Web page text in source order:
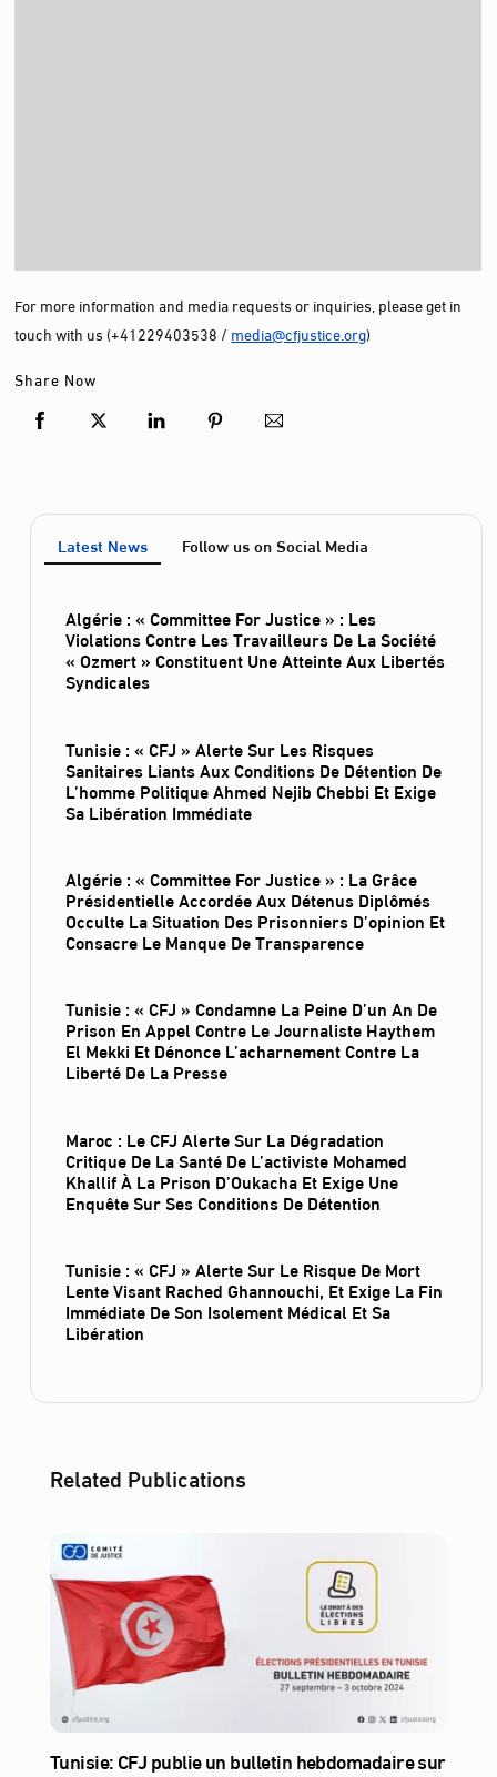
For more information and media requests or inquiries, please get in
touch with us (+41229403538 / media@cfjustice.org)
Share Now
Latest News Follow us on Social Media
Algérie : « Committee For Justice » : Les
Violations Contre Les Travailleurs De La Société
« Ozmert » Constituent Une Atteinte Aux Libertés
Syndicales
Tunisie : « CFJ » Alerte Sur Les Risques
Sanitaires Liants Aux Conditions De Détention De
L’homme Politique Ahmed Nejib Chebbi Et Exige
Sa Libération Immédiate
Algérie : « Committee For Justice » : La Grâce
Présidentielle Accordée Aux Détenus Diplômés
Occulte La Situation Des Prisonniers D’opinion Et
Consacre Le Manque De Transparence
Tunisie : « CFJ » Condamne La Peine D’un An De
Prison En Appel Contre Le Journaliste Haythem
El Mekki Et Dénonce L’acharnement Contre La
Liberté De La Presse
Maroc : Le CFJ Alerte Sur La Dégradation
Critique De La Santé De L’activiste Mohamed
Khallif À La Prison D’Oukacha Et Exige Une
Enquête Sur Ses Conditions De Détention
Tunisie : « CFJ » Alerte Sur Le Risque De Mort
Lente Visant Rached Ghannouchi, Et Exige La Fin
Immédiate De Son Isolement Médical Et Sa
Libération
Related Publications
Tunisie: CFJ publie un bulletin hebdomadaire sur